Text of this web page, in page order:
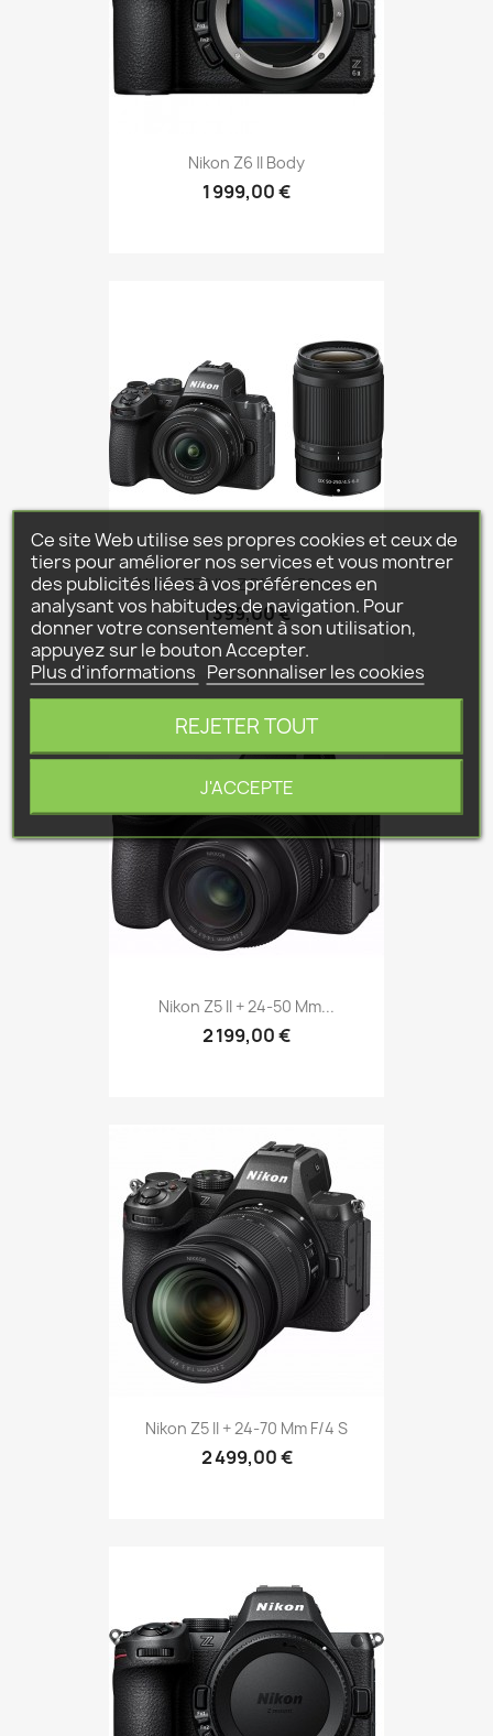
Nikon Z6 II Body
1 999,00 €
Nikon Z50 II + Z DX 16-50mm...
1 399,00 €
Nikon Z5 II + 24-50 Mm...
2 199,00 €
Nikon Z5 II + 24-70 Mm F/4 S
2 499,00 €
Ce site Web utilise ses propres cookies et ceux de
tiers pour améliorer nos services et vous montrer
des publicités liées à vos préférences en
analysant vos habitudes de navigation. Pour
donner votre consentement à son utilisation,
appuyez sur le bouton Accepter.
Plus d'informations Personnaliser les cookies
REJETER TOUT
J'ACCEPTE